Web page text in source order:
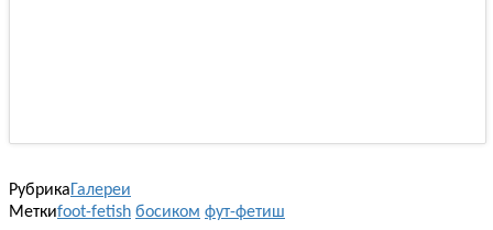
РубрикаГалереи
Меткиfoot-fetish босиком фут-фетиш